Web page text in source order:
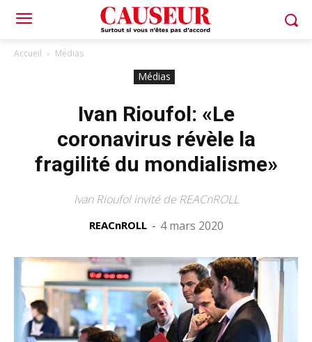
Accueil Médias
Médias
Ivan Rioufol: «Le
coronavirus révèle la
fragilité du mondialisme»
Ivan Rioufol invité de REACnROLL
REACnROLL - 4 mars 2020